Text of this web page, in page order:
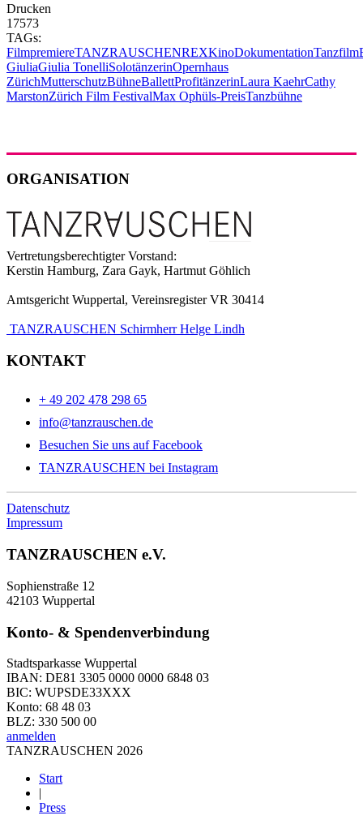
Drucken
17573
TAGs:
FilmpremiereTANZRAUSCHENREXKinoDokumentationTanzfilm
GiuliaGiulia TonelliSolotänzerinOpernhaus
ZürichMutterschutzBühneBallettProfitänzerinLaura KaehrCathy
MarstonZürich Film FestivalMax Ophüls-PreisTanzbühne
ORGANISATION
Vertretungsberechtigter Vorstand:
Kerstin Hamburg, Zara Gayk, Hartmut Göhlich
Amtsgericht Wuppertal, Vereinsregister VR 30414
TANZRAUSCHEN Schirmherr Helge Lindh
KONTAKT
+ 49 202 478 298 65
info@tanzrauschen.de
Besuchen Sie uns auf Facebook
TANZRAUSCHEN bei Instagram
Datenschutz
Impressum
TANZRAUSCHEN e.V.
Sophienstraße 12
42103 Wuppertal
Konto- & Spendenverbindung
Stadtsparkasse Wuppertal
IBAN: DE81 3305 0000 0000 6848 03
BIC: WUPSDE33XXX
Konto: 68 48 03
BLZ: 330 500 00
anmelden
TANZRAUSCHEN 2026
Start
|
Press